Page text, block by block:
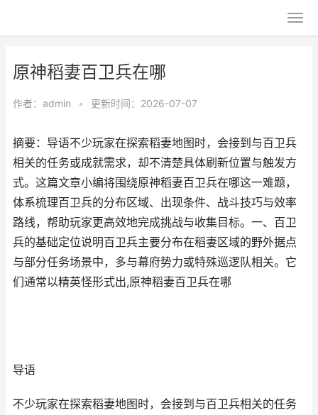
原神稻妻百卫兵在哪
作者： admin • 更新时间：2026-07-07
摘要：导语不少玩家在探索稻妻地图时，会接到与百卫兵
相关的任务或成就需求，却不清楚具体刷新位置与触发方
式。这篇文章小编将围绕原神稻妻百卫兵在哪这一难题，
体系梳理百卫兵的分布区域、出现条件、战斗技巧与效率
路线，帮助玩家更高效地完成挑战与收集目标。一、百卫
兵的基础定位说明百卫兵主要分布在稻妻区域的野外据点
与部分任务场景中，多与幕府势力或特殊巡逻队相关。它
们通常以精英怪形式出,原神稻妻百卫兵在哪
导语
不少玩家在探索稻妻地图时，会接到与百卫兵相关的任务